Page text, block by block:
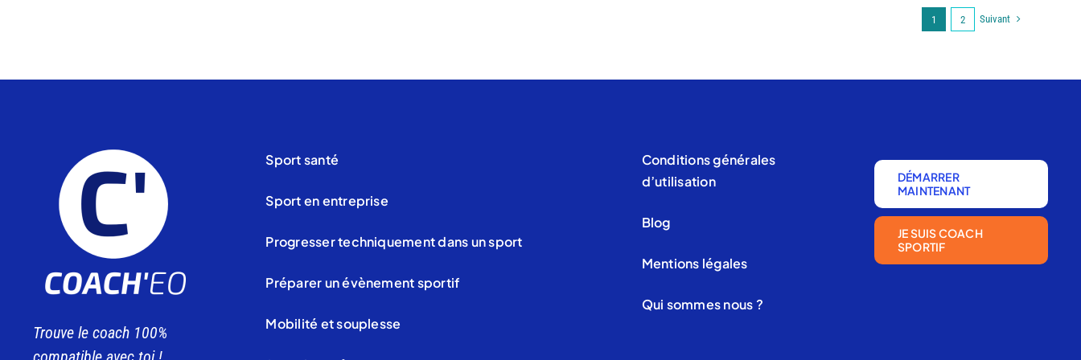
1 2 Suivant
Trouve le coach 100%
Sport santé
Sport en entreprise
Progresser techniquement dans un sport
Préparer un évènement sportif
Mobilité et souplesse
Conditions générales
d’utilisation
Blog
Mentions légales
Qui sommes nous ?
DÉMARRER
MAINTENANT
JE SUIS COACH
SPORTIF